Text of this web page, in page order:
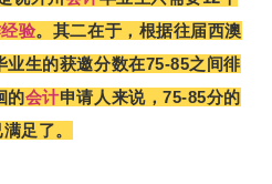
验。 其二在于，根据往届西澳
业生的获邀分数在75-85之间徘
的会计申请人来说，75-85分的
足了。